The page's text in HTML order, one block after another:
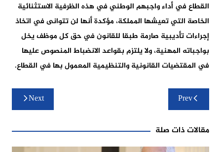
القطاع في أداء واجبهم الوطني في هذه الظرفية الاستثنائية
الخاصة التي تعيشها المملكة، مؤكدة أنها لن تتوانى في اتخاذ
إجراءات تأديبية صارمة طبقا للقانون في حق كل موظف يخل
بواجباته المهنية، ولا يلتزم بقواعد الانضباط المنصوص عليها
في المقتضيات القانونية والتنظيمية المعمول بها في القطاع.
تصفّح
المقالاتPrev
Next
مقالات ذات صلة